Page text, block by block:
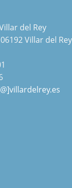
del Rey
Villar del